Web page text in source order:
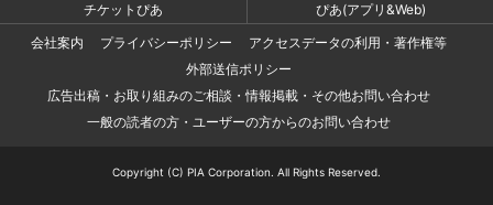
チケットぴあ
ぴあ(アプリ&Web)
会社案内
プライバシーポリシー
アクセスデータの利用・著作権等
外部送信ポリシー
広告出稿・お取り組みのご相談・情報掲載・その他お問い合わせ
一般の読者の方・ユーザーの方からのお問い合わせ
Copyright (C) PIA Corporation. All Rights Reserved.